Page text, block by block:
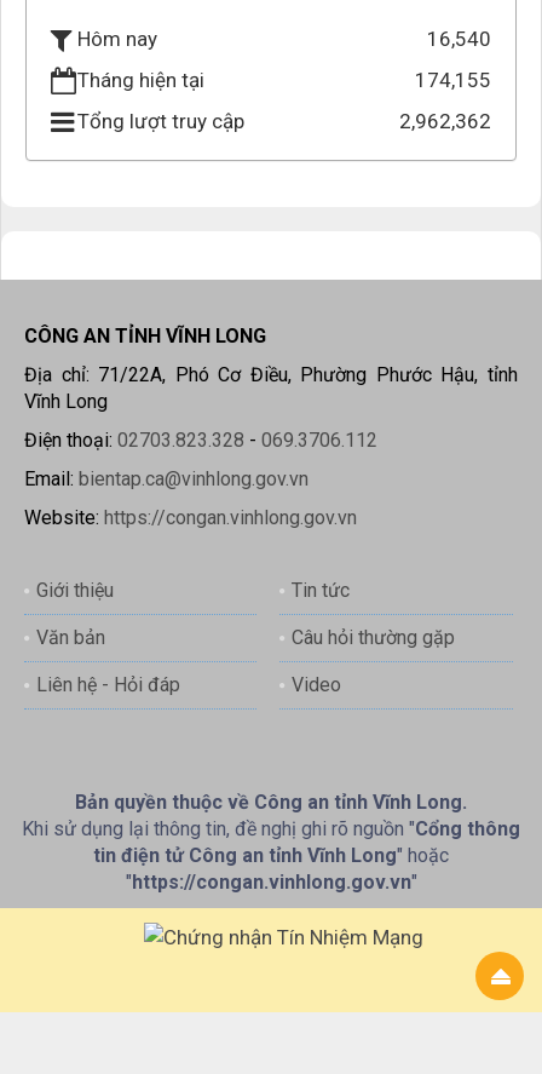
Hôm nay
16,540
Tháng hiện tại
174,155
Tổng lượt truy cập
2,962,362
CÔNG AN TỈNH VĨNH LONG
Địa chỉ: 71/22A, Phó Cơ Điều, Phường Phước Hậu, tỉnh
Vĩnh Long
Điện thoại: 02703.823.328 - 069.3706.112
Email: bientap.ca@vinhlong.gov.vn
Website: https://congan.vinhlong.gov.vn
Giới thiệu Tin tức
Văn bản Câu hỏi thường gặp
Liên hệ - Hỏi đáp Video
Bản quyền thuộc về Công an tỉnh Vĩnh Long.
Khi sử dụng lại thông tin, đề nghị ghi rõ nguồn "Cổng thông
tin điện tử Công an tỉnh Vĩnh Long" hoặc
"https://congan.vinhlong.gov.vn"